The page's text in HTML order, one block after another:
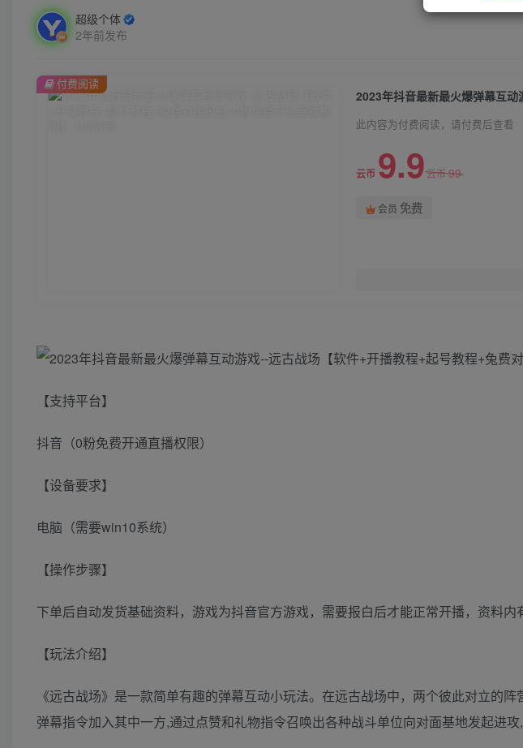
超级个体
2年前发布
此内容为付费阅读，请付费后查看
云币 9.9云币99
会员 免费
付费阅读
【支持平台】
抖音（0粉免费开通直播权限）
【设备要求】
电脑（需要win10系统）
【操作步骤】
下单后自动发货基础资料，游戏为抖音官方游戏，需要报白后才能正常开播，资料内
【玩法介绍】
《远古战场》是一款简单有趣的弹幕互动小玩法。在远古战场中，两个彼此对立的
弹幕指令加入其中一方,通过点赞和礼物指令召唤出各种战斗单位向对面基地发起进攻